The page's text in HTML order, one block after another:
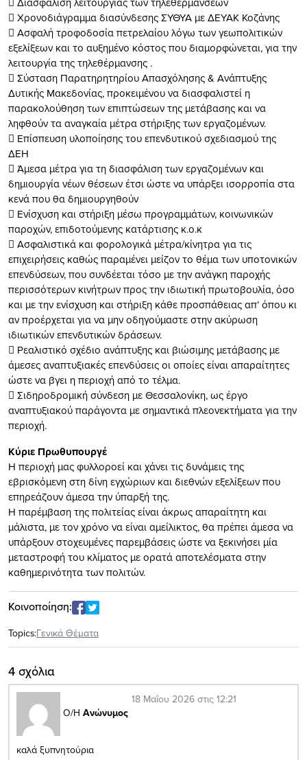
 Χρονοδιάγραμμα διασύνδεσης ΣΥΘΥΑ με ΔΕΥΑΚ Κοζάνης
 Ασφαλή τροφοδοσία πετρελαίου λόγω των γεωπολιτικών
εξελίξεων και το αυξημένο κόστος που διαμορφώνεται, για την
λειτουργία της τηλεθέρμανσης .
 Σύσταση Παρατηρητηρίου Απασχόλησης & Ανάπτυξης
Δυτικής Μακεδονίας, προκειμένου να διασφαλιστεί η
παρακολούθηση των επιπτώσεων της μετάβασης και να
ληφθούν τα αναγκαία μέτρα στήριξης των εργαζομένων.
 Επίσπευση υλοποίησης του επενδυτικού σχεδιασμού της
ΔΕΗ
 Άμεσα μέτρα για τη διασφάλιση των εργαζομένων και
δημιουργία νέων θέσεων έτσι ώστε να υπάρξει ισορροπία στα
κενά που θα δημιουργηθούν
 Ενίσχυση και στήριξη μέσω προγραμμάτων, κοινωνικών
παροχών, επιδοτούμενης κατάρτισης κ.ο.κ
 Ασφαλιστικά και φορολογικά μέτρα/κίνητρα για τις
επιχειρήσεις καθώς παραμένει μείζον το θέμα των υποτονικών
επενδύσεων, που συνδέεται τόσο με την ανάγκη παροχής
περισσότερων κινήτρων προς την ιδιωτική πρωτοβουλία, όσο
και με την ενίσχυση και στήριξη κάθε προσπάθειας απ’ όπου κι
αν προέρχεται για να μην οδηγούμαστε στην ακύρωση
ιδιωτικών επενδυτικών δράσεων.
 Ρεαλιστικό σχέδιο ανάπτυξης και βιώσιμης μετάβασης με
άμεσες αναπτυξιακές επενδύσεις οι οποίες είναι απαραίτητες
ώστε να βγει η περιοχή από το τέλμα.
 Σιδηροδρομική σύνδεση με Θεσσαλονίκη, ως έργο
αναπτυξιακού παράγοντα με σημαντικά πλεονεκτήματα για την
περιοχή.
Κύριε Πρωθυπουργέ
Η περιοχή μας φυλλοροεί και χάνει τις δυνάμεις της
εβρισκόμενη στη δίνη εγχώριων και διεθνών εξελίξεων που
επηρεάζουν άμεσα την ύπαρξή της.
Η παρέμβαση της πολιτείας είναι άκρως απαραίτητη και
μάλιστα, με τον χρόνο να είναι αμείλικτος, θα πρέπει άμεσα να
υπάρξουν στοχευμένες παρεμβάσεις ώστε να ξεκινήσει μία
μεταστροφή του κλίματος με ορατά αποτελέσματα στην
καθημερινότητα των πολιτών.
Κοινοποίηση:
Topics:Γενικά Θέματα
4 σχόλια
Ο/Η Ανώνυμος
18 Μαΐου 2026 στις 12:21
καλά ξυπνητούρια